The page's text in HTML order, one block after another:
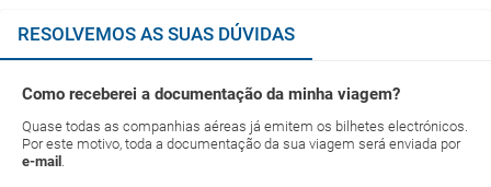
RESOLVEMOS AS SUAS DÚVIDAS
Como receberei a documentação da minha viagem?
Quase todas as companhias aéreas já emitem os bilhetes electrónicos.
Por este motivo, toda a documentação da sua viagem será enviada por
e-mail .